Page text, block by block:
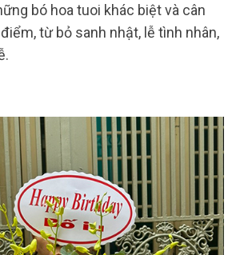
bó hoa tuoi khác biệt và cân
từ bỏ sanh nhật, lễ tình nhân,